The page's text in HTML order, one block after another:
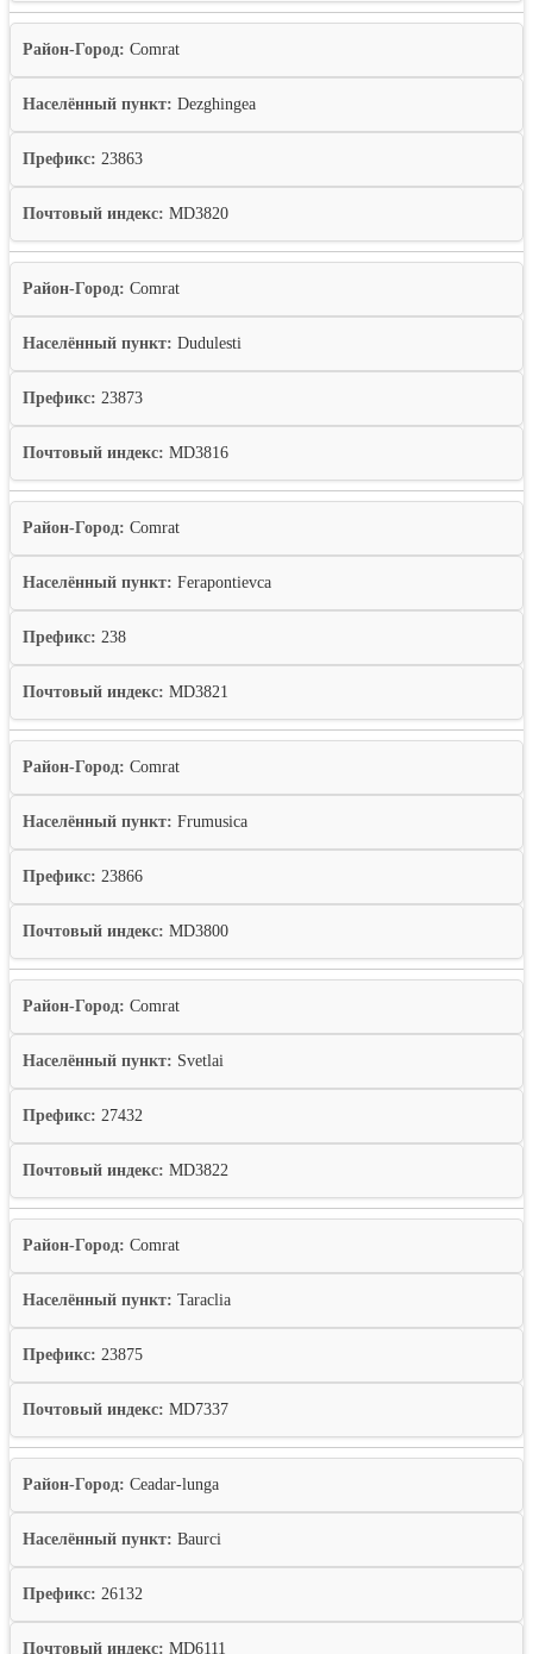
Район-Город: Comrat
Населённый пункт: Dezghingea
Префикс: 23863
Почтовый индекс: MD3820
Район-Город: Comrat
Населённый пункт: Dudulesti
Префикс: 23873
Почтовый индекс: MD3816
Район-Город: Comrat
Населённый пункт: Ferapontievca
Префикс: 238
Почтовый индекс: MD3821
Район-Город: Comrat
Населённый пункт: Frumusica
Префикс: 23866
Почтовый индекс: MD3800
Район-Город: Comrat
Населённый пункт: Svetlai
Префикс: 27432
Почтовый индекс: MD3822
Район-Город: Comrat
Населённый пункт: Taraclia
Префикс: 23875
Почтовый индекс: MD7337
Район-Город: Ceadar-lunga
Населённый пункт: Baurci
Префикс: 26132
Почтовый индекс: MD6111